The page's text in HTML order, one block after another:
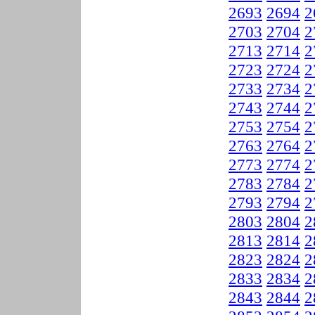
2693 2694
2703 2704
2713 2714
2723 2724
2733 2734
2743 2744
2753 2754
2763 2764
2773 2774
2783 2784
2793 2794
2803 2804
2813 2814
2823 2824
2833 2834
2843 2844